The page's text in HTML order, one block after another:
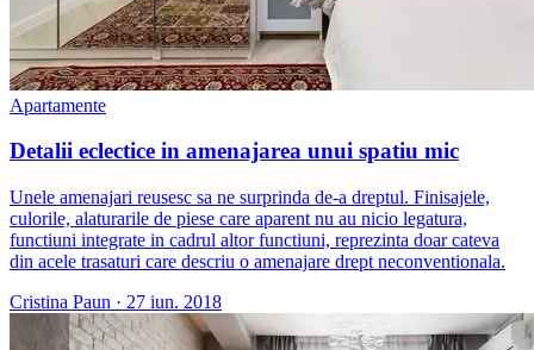
Apartamente
Detalii eclectice in amenajarea unui spatiu mic
Unele amenajari reusesc sa ne surprinda de-a dreptul. Finisajele,
culorile, alaturarile de piese care aparent nu au nicio legatura,
functiuni integrate in cadrul altor functiuni, reprezinta doar cateva
din acele trasaturi care descriu o amenajare drept neconventionala.
Cristina Paun · 27 iun. 2018